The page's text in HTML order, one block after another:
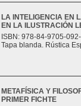
LA INTELIGENCIA EN
EN LA ILUSTRACIÓN
ISBN: 978-84-9705-
Tapa blanda. Rústica
METAFÍSICA Y
PRIMER FICHTE